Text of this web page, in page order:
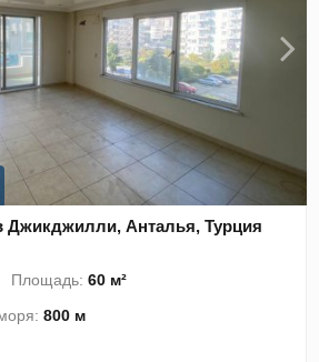
Джикджилли, Анталья, Турция
Площадь:60 м²
800 м